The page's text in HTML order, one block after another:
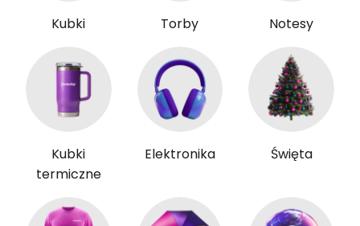
Kubki Torby Notesy
Kubki
termiczne
Elektronika Święta